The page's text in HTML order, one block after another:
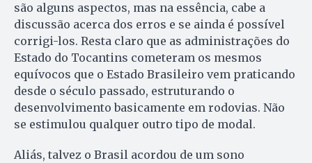
são alguns aspectos, mas na essência, cabe a
discussão acerca dos erros e se ainda é possível
corrigi-los. Resta claro que as administrações do
Estado do Tocantins cometeram os mesmos
equívocos que o Estado Brasileiro vem praticando
desde o século passado, estruturando o
desenvolvimento basicamente em rodovias. Não
se estimulou qualquer outro tipo de modal.
Aliás, talvez o Brasil acordou de um sono